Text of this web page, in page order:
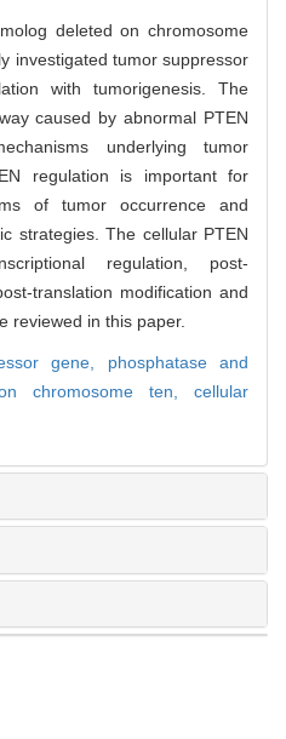
deleted on chromosome
investigated tumor suppressor
with tumorigenesis. The
caused by abnormal PTEN
underlying tumor
regulation is important for
of tumor occurrence and
strategies. The cellular PTEN
regulation, post-
translation modification and
reviewed in this paper.
gene, phosphatase and
chromosome ten, cellular